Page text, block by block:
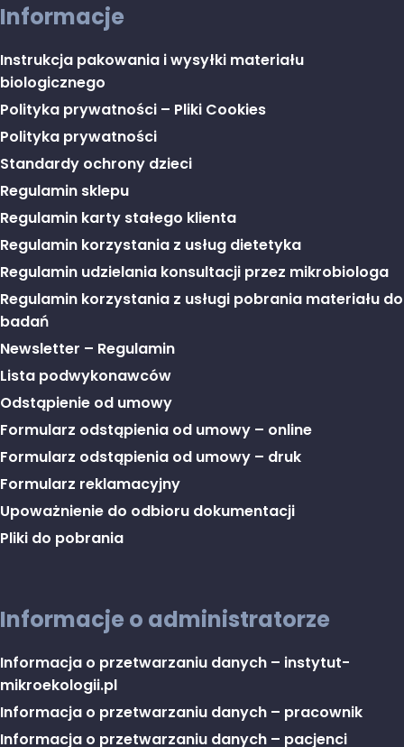
Informacje
Instrukcja pakowania i wysyłki materiału
biologicznego
Polityka prywatności – Pliki Cookies
Polityka prywatności
Standardy ochrony dzieci
Regulamin sklepu
Regulamin karty stałego klienta
Regulamin korzystania z usług dietetyka
Regulamin udzielania konsultacji przez mikrobiologa
Regulamin korzystania z usługi pobrania materiału do
badań
Newsletter – Regulamin
Lista podwykonawców
Odstąpienie od umowy
Formularz odstąpienia od umowy – online
Formularz odstąpienia od umowy – druk
Formularz reklamacyjny
Upoważnienie do odbioru dokumentacji
Pliki do pobrania
Informacje o administratorze
Informacja o przetwarzaniu danych – instytut-
mikroekologii.pl
Informacja o przetwarzaniu danych – pracownik
Informacja o przetwarzaniu danych – pacjenci